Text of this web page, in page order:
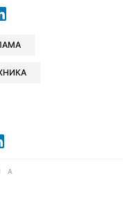
Facebook
в Xв Viber
в Whatsapp
в Messenger
отправить в LinkedIn
в X в Google news
в Viber
Читайте в LinkedIn